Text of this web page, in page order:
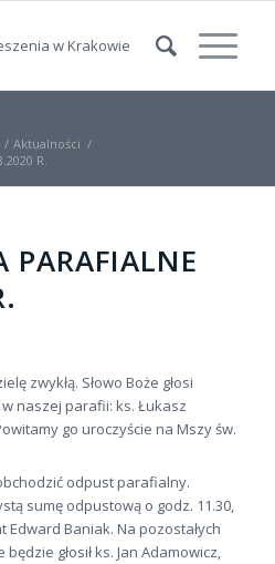
/ Aktualności /
R.
PARAFIALNE
zwykłą. Słowo Boże głosi
naszej parafii: ks. Łukasz
go uroczyście na Mszy św.
odpust parafialny.
sumę odpustową o godz. 11.30,
Edward Baniak. Na pozostałych
będzie głosił ks. Jan Adamowicz,